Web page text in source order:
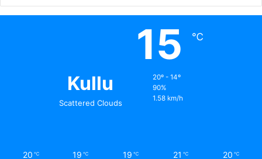
Kullu
Scattered Clouds
15 ℃
20º - 14º
90%
1.58 km/h
20 ℃ 19 ℃ 19 ℃ 21 ℃ 20 ℃